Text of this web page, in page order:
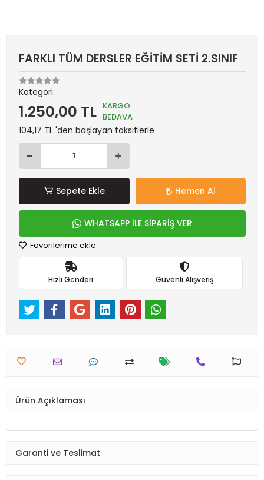
FARKLI TÜM DERSLER EĞİTİM SETİ 2.SINIF
Kategori:
1.250,00 TL KARGO
BEDAVA
104,17 TL 'den başlayan taksitlerle
Sepete Ekle Hemen Al
WHATSAPP İLE SİPARİŞ VER
Favorilerime ekle
Hızlı Gönderi Güvenli Alışveriş
Ürün Açıklaması
Garanti ve Teslimat